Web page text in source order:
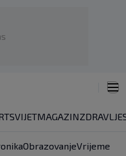
SVIJETMAGAZINZDRAVLJE
ObrazovanjeVrijeme